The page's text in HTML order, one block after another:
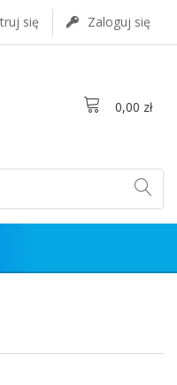
się Zaloguj się
0,00 zł